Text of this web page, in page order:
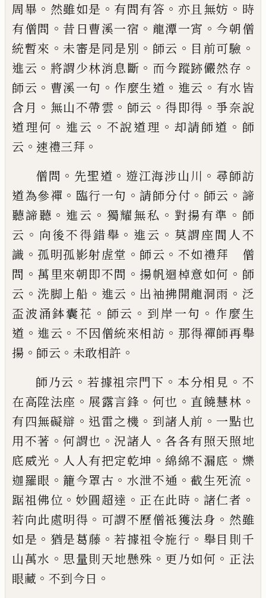
周畢 。 然雖如是 。 有問有答 。 亦且無妨 。 時
有僧問 。 昔 日曹溪一宿 。 龍潭一宵 。 今朝僧
統暫來 。 未審是同是別 。 師云 。 目前可驗 。
進云 。 將謂少林消息斷 。 而今蹤跡儼然存 。
師云 。 曹溪一句 。 作麼生道 。 進云 。 有水皆
含月 。 無山不帶雲 。 師云 。 得即得 。爭奈說
道理何 。 進云 。 不說道理 。 却請師道 。 師
云 。 速禮三拜 。
僧問 。 先聖道 。 遊江海涉山川 。 尋師訪
道為參禪 。 臨行一句 。請師分付 。 師云 。 諦
聽諦聽 。 進云 。 獨耀無私 。 對揚有準 。 師
云 。 向後不得錯舉 。 進云 。 莫謂座間人不
識 。 孤明孤影射虗堂 。 師云 。 不如禮拜 僧
問 。 萬里來朝即不問 。 揚帆迴棹意如何 。 師
云 。 洗脚上船 。 進云 。 出袖拂開龍洞雨 。 泛
盃波涌鉢囊花 。 師云 。 到岸一句 。 作麼生
道 。 進云 。 不因僧統來相訪 。 那得禪師再舉
揚 。 師云 。 未敢相許 。
師乃云 。 若據祖宗門下 。 本分相見 。 不
在高陞法座 。 展露言鋒 。 何也 。 直饒慧林 。
有四無礙辯 。 迅雷之機 。 到諸人前 。 一點也
用不著 。何謂也 。況諸人 。各各有照天照地
底威光 。 人人有把定乾坤 。 綿綿不漏底 。 爍
迦羅眼 。 籠今罩古 。 水泄不通 。截生死流 。
踞祖佛位 。 妙圓超達 。 正在此時 。 諸仁者 。
若向此處明得 。 可謂不歷僧祗獲法身 。 然雖
如是 。 猶是葛藤 。若據祖令施行 。 舉目則千
山萬水 。 思量則天地懸殊 。 更乃如何 。 正法
眼藏 。 不到今日 。